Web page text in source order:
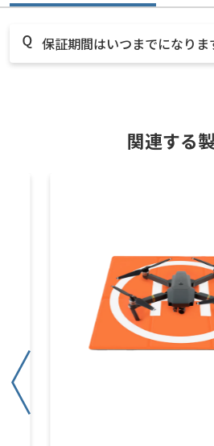
保証期間はいつまでになりま
関連する